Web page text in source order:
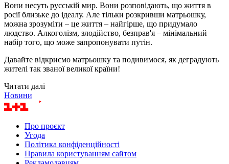
Вони несуть русській мир. Вони розповідають, що життя в
росії близьке до ідеалу. Але тільки розкривши матрьошку,
можна зрозуміти – це життя – найгірше, що придумало
людство. Алкоголізм, злодійство, безправ'я – мінімальний
набір того, що може запропонувати путін.
Давайте відкриємо матрьошку та подивимося, як деградують
жителі так званої великої країни!
Читати далі
Новини
Про проєкт
Угода
Політика конфіденційності
Правила користуванням сайтом